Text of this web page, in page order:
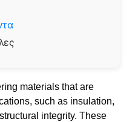
materials that are
such as insulation,
integrity. These